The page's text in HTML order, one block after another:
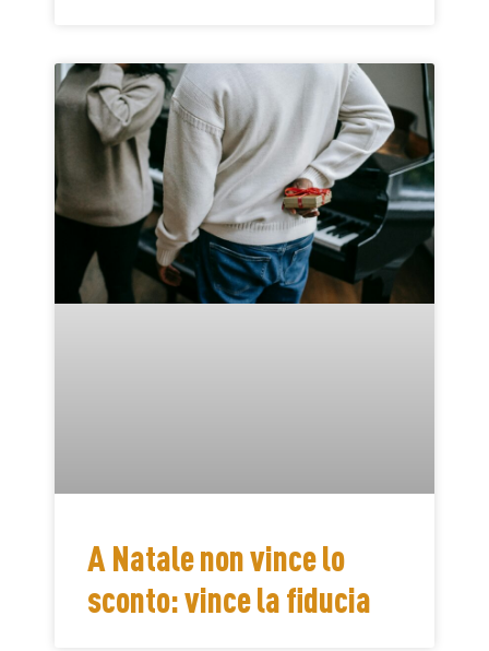
A Natale non vince lo
sconto: vince la fiducia